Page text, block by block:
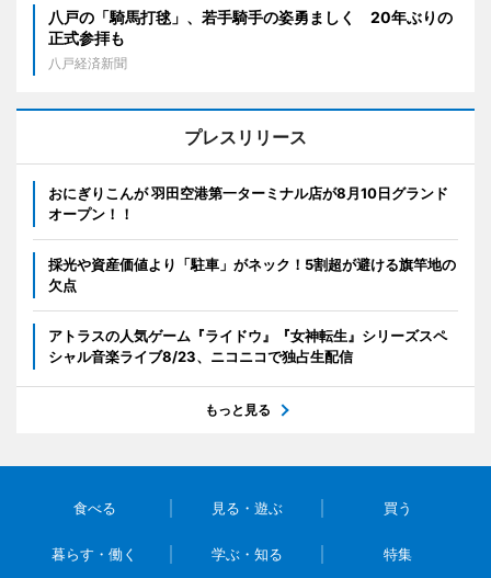
八戸の「騎馬打毬」、若手騎手の姿勇ましく 20年ぶりの
正式参拝も
八戸経済新聞
プレスリリース
おにぎりこんが 羽田空港第一ターミナル店が8月10日グランド
オープン！！
採光や資産価値より「駐車」がネック！5割超が避ける旗竿地の
欠点
アトラスの人気ゲーム『ライドウ』『女神転生』シリーズスペ
シャル音楽ライブ8/23、ニコニコで独占生配信
もっと見る
食べる 見る・遊ぶ 買う
暮らす・働く 学ぶ・知る 特集